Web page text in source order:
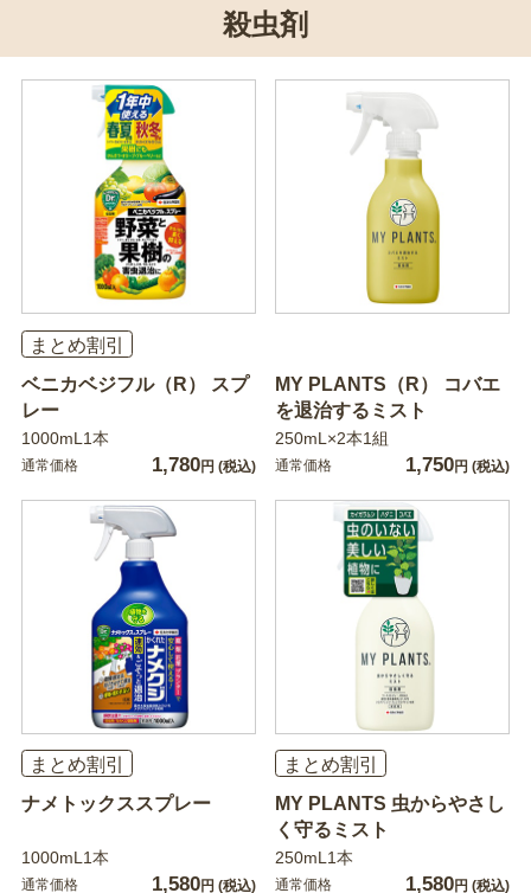
殺虫剤
まとめ割引
ベニカベジフル（R） スプ
レー
1000mL1本
通常価格 1,780円 (税込)
MY PLANTS（R） コバエ
を退治するミスト
250mL×2本1組
通常価格 1,750円 (税込)
まとめ割引
ナメトックススプレー
1000mL1本
通常価格 1,580円 (税込)
まとめ割引
MY PLANTS 虫からやさし
く守るミスト
250mL1本
通常価格 1,580円 (税込)